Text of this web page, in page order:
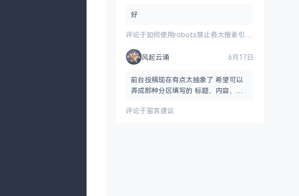
好
评论于如何使用robots禁止各大搜索引擎爬虫爬取网站
风起云涌 6月17日
前台投稿现在有点太抽象了 希望可以
弄成那种分区填写的 标题，内容，图
评论于留言建议